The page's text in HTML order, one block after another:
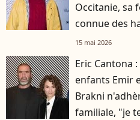
Occitanie, sa
connue des
15 mai 2026
Eric Cantona
enfants Emir
Brakni
familiale, "je